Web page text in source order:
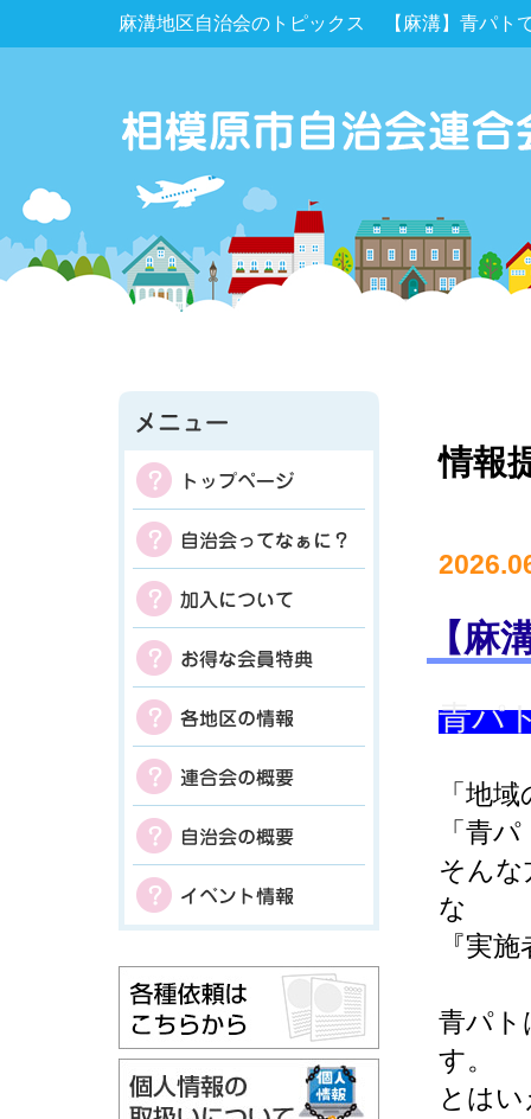
麻溝地区自治会のトピックス 【麻溝】青パト
情報
【麻
青パ
「地
「青
そん
な
『実
青パト
す。
とは